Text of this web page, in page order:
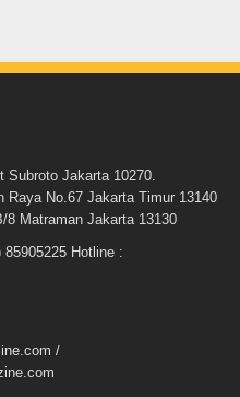
Jakarta 10270.
Raya No.67 Jakarta Timur 13140
Matraman Jakarta 13130
Hotline :
/